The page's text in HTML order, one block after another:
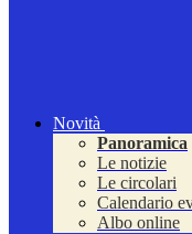
Novità
Panoramica
Le notizie
Le circolari
Calendario
Albo online